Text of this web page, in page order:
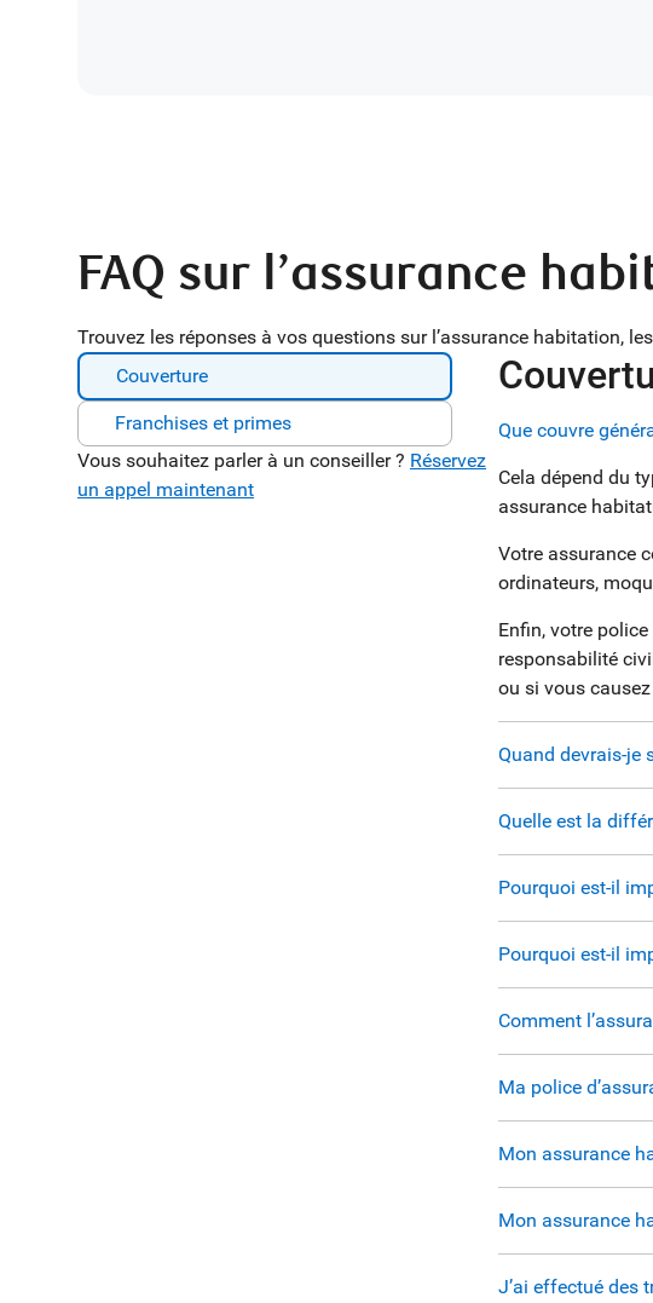
FAQ sur l’assurance
Trouvez les réponses à vos questions sur l’assurance habitation,
Couverture
Franchises et primes
Vous souhaitez parler à un conseiller ? Réservez
un appel maintenant
Que couvre
Cela dépend du
assurance
Votre assurance
ordinateurs,
Enfin, votre
responsabilité
ou si vous
Quand devrais-je
Quelle est la
Pourquoi est-il
Pourquoi est-il
Comment
Ma police
Mon assurance
Mon assurance
J’ai effectué des